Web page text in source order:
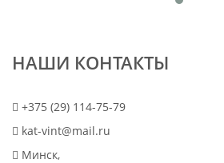
НАШИ КОНТАКТЫ
+375 (29) 114-75-79
kat-vint@mail.ru
Минск,